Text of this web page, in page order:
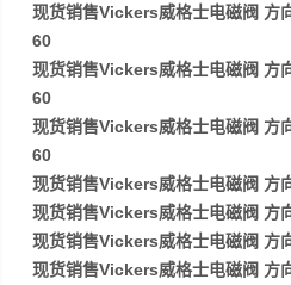
现货销售Vickers威格士电磁阀 方
60
现货销售Vickers威格士电磁阀 方
60
现货销售Vickers威格士电磁阀 方
60
现货销售Vickers威格士电磁阀 方
现货销售Vickers威格士电磁阀 方
现货销售Vickers威格士电磁阀 方
现货销售Vickers威格士电磁阀 方